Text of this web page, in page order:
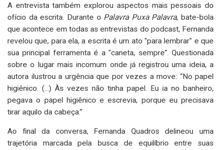
A entrevista também explorou aspectos mais pessoais do
ofício da escrita. Durante o Palavra Puxa Palavra, bate-bola
que acontece em todas as entrevistas do podcast, Fernanda
revelou que, para ela, a escrita é um ato "para lembrar" e que
sua principal ferramenta é a "caneta, sempre". Questionada
sobre o lugar mais incomum onde já registrou uma ideia, a
autora ilustrou a urgência que por vezes a move: “No papel
higiênico. (...) Às vezes não tinha papel. Eu ia no banheiro,
pegava o papel higiênico e escrevia, porque eu precisava
tirar aquilo da cabeça.”
Ao final da conversa, Fernanda Quadros delineou uma
trajetória marcada pela busca de equilíbrio entre suas